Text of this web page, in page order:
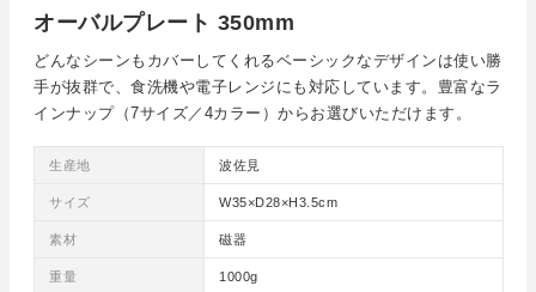
オーバルプレート 350mm
どんなシーンもカバーしてくれるベーシックなデザインは使い勝
手が抜群で、食洗機や電子レンジにも対応しています。豊富なラ
インナップ（7サイズ／4カラー）からお選びいただけます。
生産地 波佐見
サイズ W35×D28×H3.5cm
素材 磁器
重量 1000g